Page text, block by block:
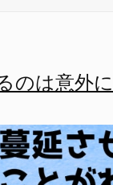
のは意外